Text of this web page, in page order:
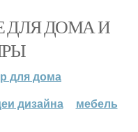
ДЛЯ ДОМА И
для дома
дизайна мебель